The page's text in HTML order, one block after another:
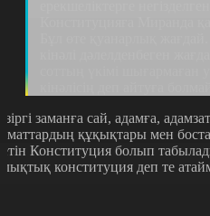
заманға сай, адамға,
құқықтары мен
Конституция болып
конституция деп те